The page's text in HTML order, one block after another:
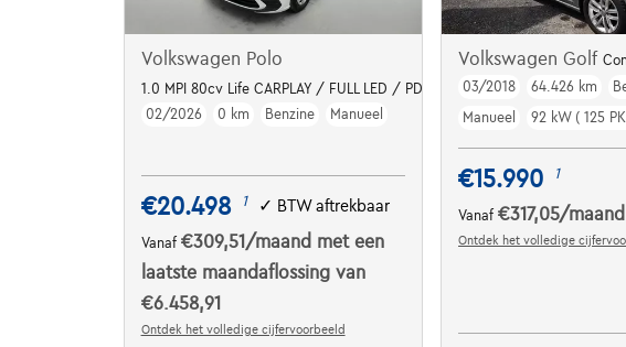
Volkswagen Polo
1.0 MPI 80cv Life CARPLAY / FULL LED / PDC AR
02/2026
0 km Benzine Manueel
€20.498 1 ✓ BTW aftrekbaar
Vanaf €309,51 /maand met een
laatste maandaflossing van
€6.458,91
Ontdek het volledige cijfervoorbeeld
Volkswagen Golf
03/2018
64.426 km
Manueel
92 kW ( 125
€15.990 1
Vanaf€317,05/maand
Ontdek het volledige